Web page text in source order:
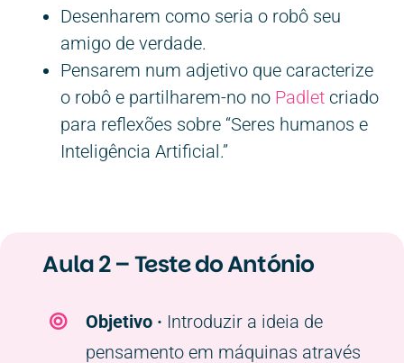
Desenharem como seria o robô seu
amigo de verdade.
Pensarem num adjetivo que caracterize
o robô e partilharem-no no Padlet criado
para reflexões sobre “Seres humanos e
Inteligência Artificial.”
Aula 2 – Teste do António
Objetivo · Introduzir a ideia de
pensamento em máquinas através